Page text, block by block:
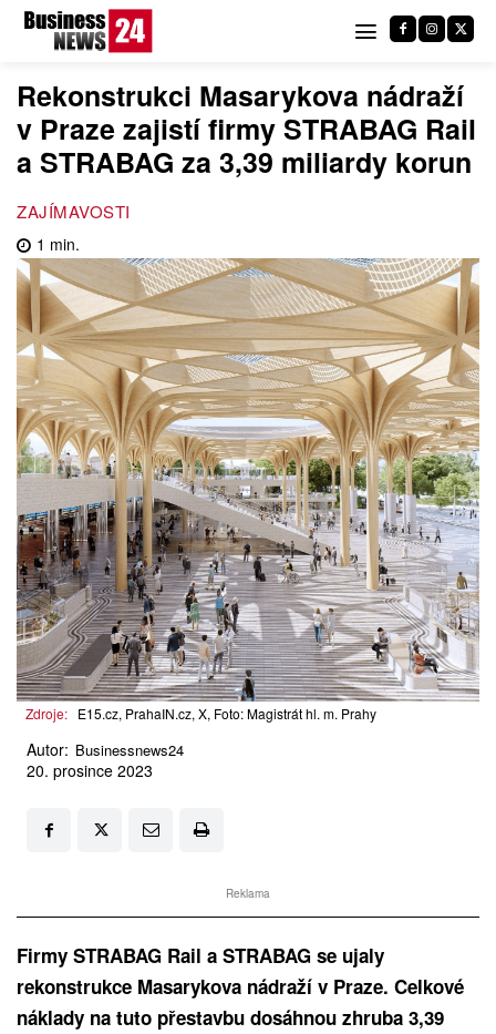
Rekonstrukci Masarykova nádraží
v Praze zajistí firmy STRABAG Rail
a STRABAG za 3,39 miliardy korun
ZAJÍMAVOSTI
1 min.
Zdroje: E15.cz, PrahaIN.cz, X, Foto: Magistrát hl. m. Prahy
Autor: Businessnews24
20. prosince 2023
Reklama
Firmy STRABAG Rail a STRABAG se ujaly
rekonstrukce Masarykova nádraží v Praze. Celkové
náklady na tuto přestavbu dosáhnou zhruba 3,39